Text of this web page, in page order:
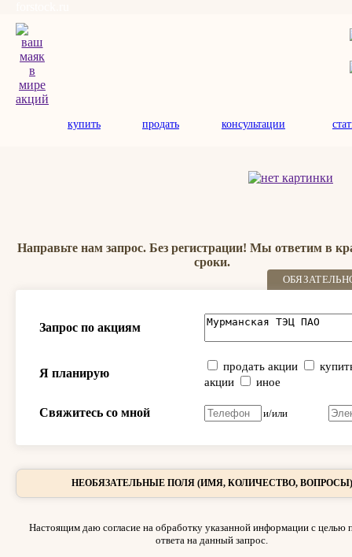
купить продать консультации
Направьте нам запрос. Без регистрации! Мы ответим в
сроки.
Запрос по акциям
Я планирую продать акции
акции
иное
Свяжитесь со мной и/или
НЕОБЯЗАТЕЛЬНЫЕ ПОЛЯ (ИМЯ, КОЛИЧЕСТВО, ВОПРОСЫ)
Настоящим даю согласие на обработку указанной информации с целью
ответа на данный запрос.